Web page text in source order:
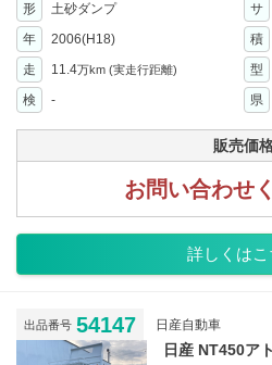
形 土砂ダンプ サ
年
2006(H18) 積
走 11.4万km (実走行距離) 型
検
- 県
販売価
お問い合わせ
詳しくはこ
出品番号 54147 日産自動車
日産 NT450ア